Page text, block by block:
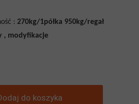
: 270kg/1półka 950kg/regał
, modyfikacje
do koszyka